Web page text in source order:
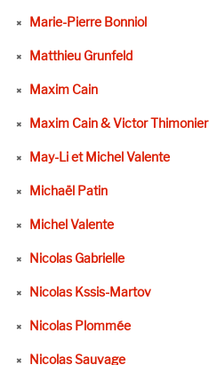
Marie-Pierre Bonniol
Matthieu Grunfeld
Maxim Cain
Maxim Cain & Victor Thimonier
May-Li et Michel Valente
Michaël Patin
Michel Valente
Nicolas Gabrielle
Nicolas Kssis-Martov
Nicolas Plommée
Nicolas Sauvage